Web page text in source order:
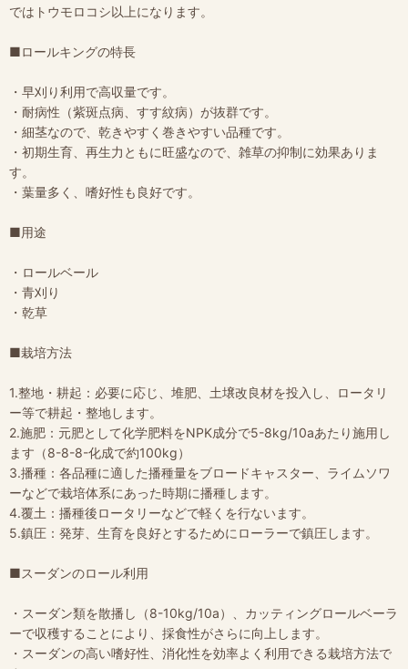
ではトウモロコシ以上になります。
■ロールキングの特長
・早刈り利用で高収量です。
・耐病性（紫斑点病、すす紋病）が抜群です。
・細茎なので、乾きやすく巻きやすい品種です。
・初期生育、再生力ともに旺盛なので、雑草の抑制に効果ありま
す。
・葉量多く、嗜好性も良好です。
■用途
・ロールベール
・青刈り
・乾草
■栽培方法
1.整地・耕起：必要に応じ、堆肥、土壌改良材を投入し、ロータリ
ー等で耕起・整地します。
2.施肥：元肥として化学肥料をNPK成分で5-8kg/10aあたり施用し
ます（8-8-8-化成で約100kg）
3.播種：各品種に適した播種量をブロードキャスター、ライムソワ
ーなどで栽培体系にあった時期に播種します。
4.覆土：播種後ロータリーなどで軽くを行ないます。
5.鎮圧：発芽、生育を良好とするためにローラーで鎮圧します。
■スーダンのロール利用
・スーダン類を散播し（8-10kg/10a）、カッティングロールベーラ
ーで収穫することにより、採食性がさらに向上します。
・スーダンの高い嗜好性、消化性を効率よく利用できる栽培方法で